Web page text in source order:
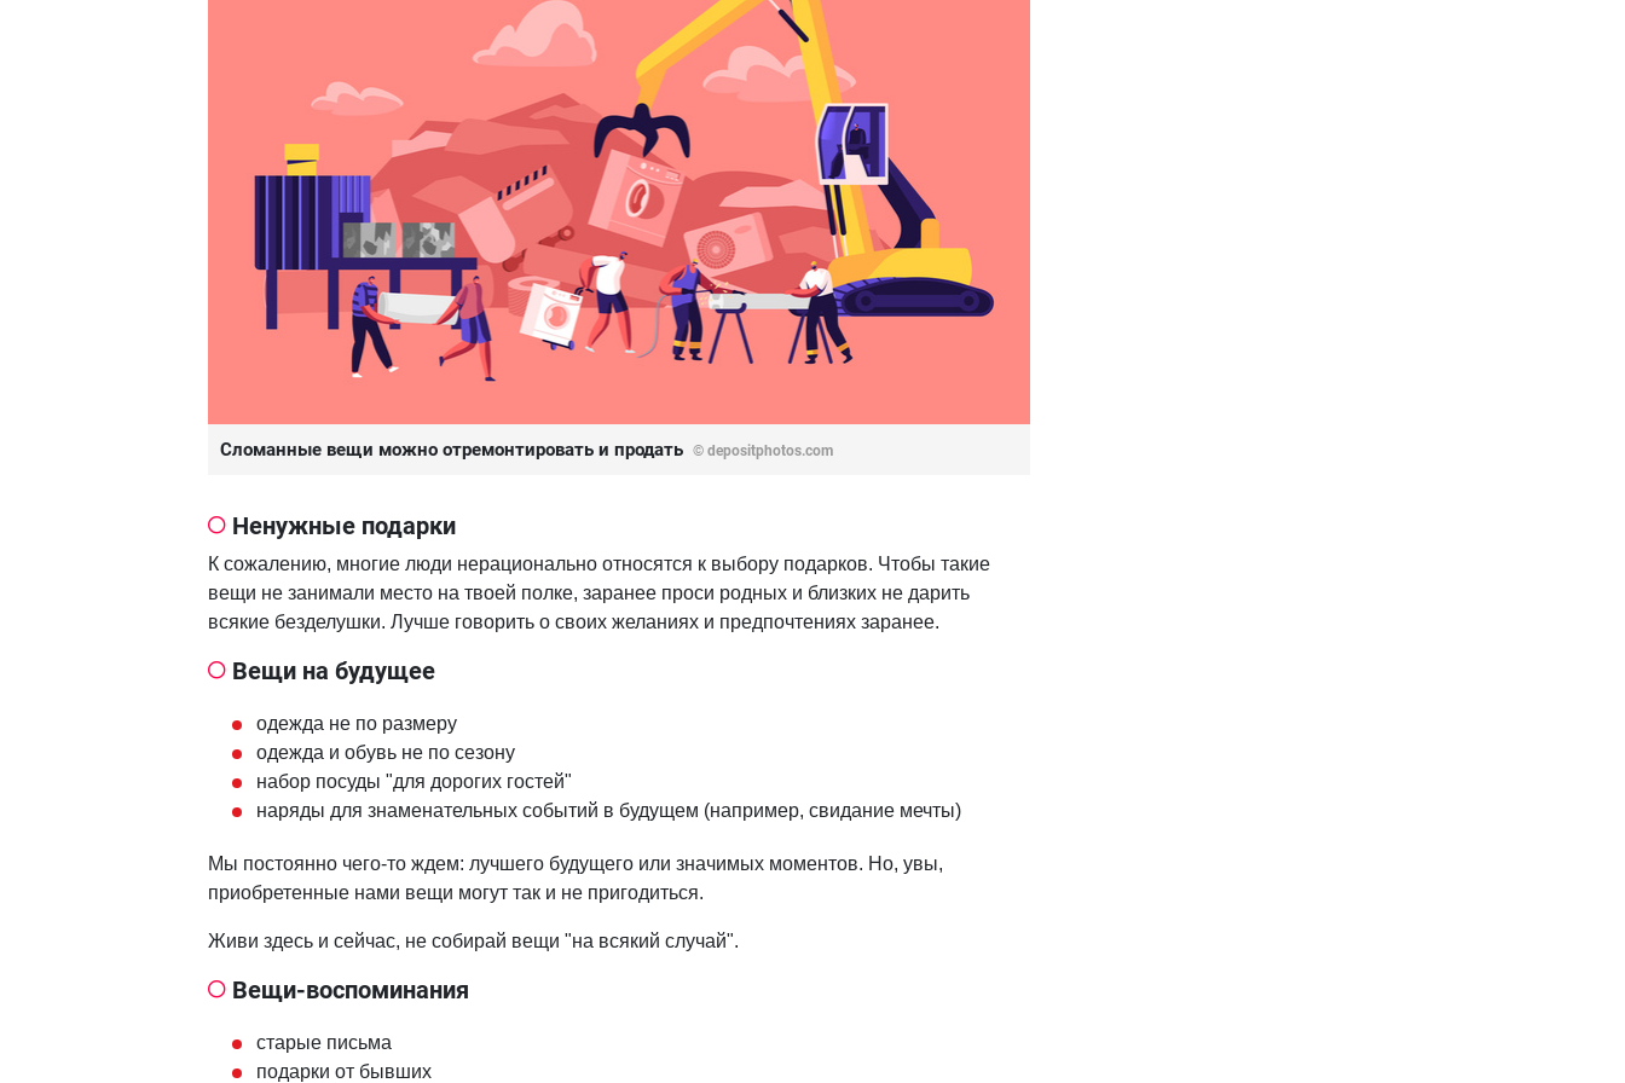
Сломанные вещи можно отремонтировать и продать © depositphotos.com
Ненужные подарки
К сожалению, многие люди нерационально относятся к выбору подарков. Чтобы такие
вещи не занимали место на твоей полке, заранее проси родных и близких не дарить
всякие безделушки. Лучше говорить о своих желаниях и предпочтениях заранее.
Вещи на будущее
одежда не по размеру
одежда и обувь не по сезону
набор посуды "для дорогих гостей"
наряды для знаменательных событий в будущем (например, свидание мечты)
Мы постоянно чего-то ждем: лучшего будущего или значимых моментов. Но, увы,
приобретенные нами вещи могут так и не пригодиться.
Живи здесь и сейчас, не собирай вещи "на всякий случай".
Вещи-воспоминания
старые письма
подарки от бывших